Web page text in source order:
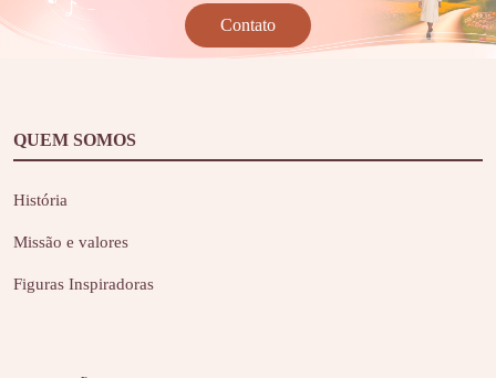
Contato
QUEM SOMOS
História
Missão e valores
Figuras Inspiradoras